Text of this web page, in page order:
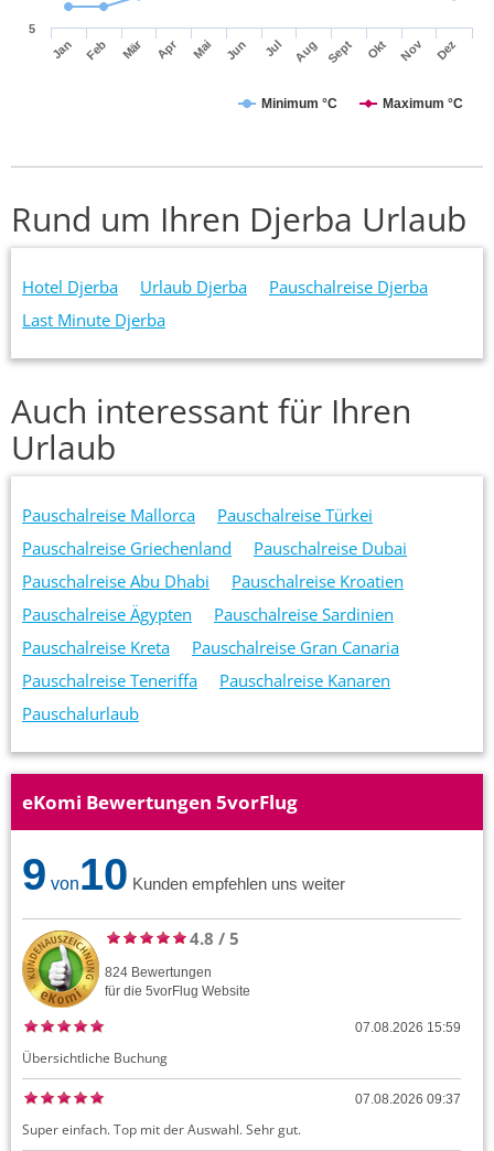
Minimum °C Maximum °C
Jan Feb Mär Apr Mai Jun Jul Aug Sept Okt Nov Dez
5
Rund um Ihren Djerba Urlaub
Hotel Djerba Urlaub Djerba
Pauschalreise Djerba
Last Minute Djerba
Auch interessant für Ihren
Urlaub
Pauschalreise Mallorca
Pauschalreise Türkei
Pauschalreise Griechenland
Pauschalreise Dubai
Pauschalreise Abu Dhabi
Pauschalreise Kroatien
Pauschalreise Ägypten
Pauschalreise Sardinien
Pauschalreise Kreta
Pauschalreise Gran Canaria
Pauschalreise Teneriffa
Pauschalreise Kanaren
Pauschalurlaub
eKomi Bewertungen 5vorFlug
9 von10 Kunden empfehlen uns weiter
4.8 / 5
824 Bewertungen
für die 5vorFlug Website
07.08.2026 15:59
Übersichtliche Buchung
07.08.2026 09:37
Super einfach. Top mit der Auswahl. Sehr gut.